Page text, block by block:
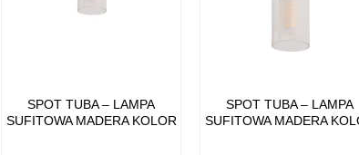
SPOT TUBA – LAMPA
SUFITOWA MADERA KOLOR
SPOT TUBA – LAMPA
SUFITOWA MADERA